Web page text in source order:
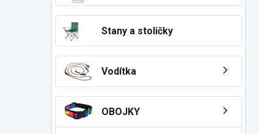
Stany a stoličky
Vodítka
OBOJKY